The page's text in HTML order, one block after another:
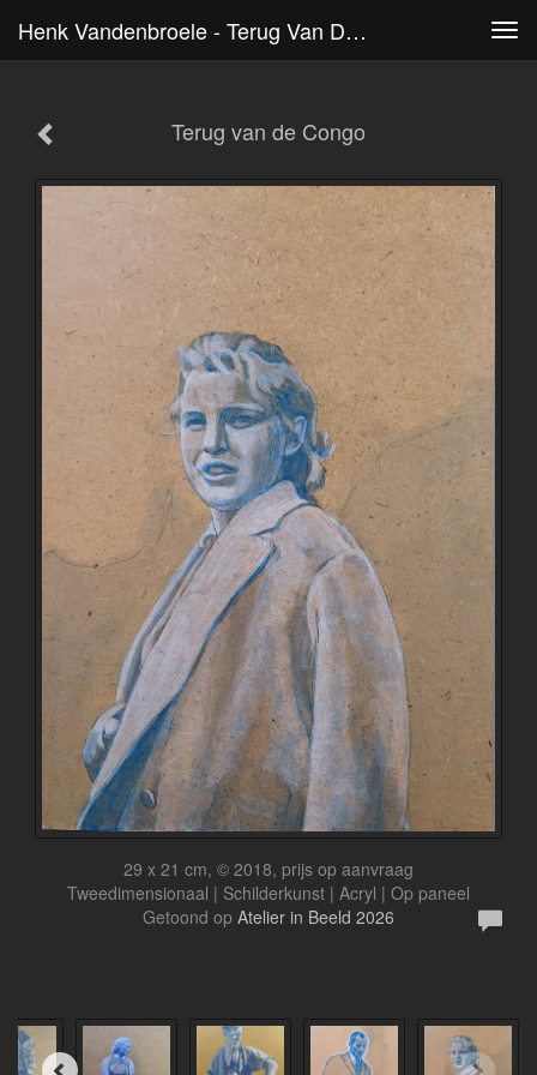
Henk Vandenbroele - Terug Van De Congo
Terug van de Congo
29 x 21 cm, © 2018, prijs op aanvraag
Tweedimensionaal | Schilderkunst | Acryl | Op paneel
Getoond op Atelier in Beeld 2026